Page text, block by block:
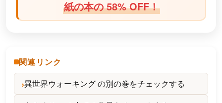
紙の本の 58% OFF！
関連リンク
異世界ウォーキング の別の巻をチェックする